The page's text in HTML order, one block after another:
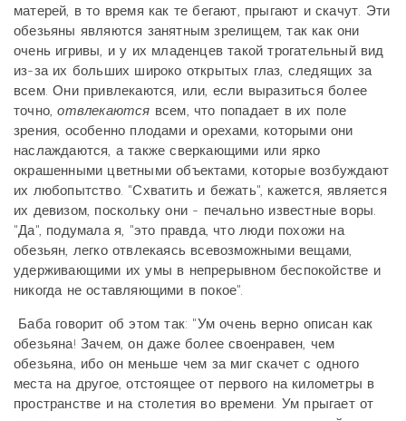
матерей, в то время как те бегают, прыгают и скачут. Эти
обезьяны являются занятным зрелищем, так как они
очень игривы, и у их младенцев такой трогательный вид
из-за их больших широко открытых глаз, следящих за
всем. Они привлекаются, или, если выразиться более
точно,отвлекаются всем, что попадает в их поле
зрения, особенно плодами и орехами, которыми они
наслаждаются, а также сверкающими или ярко
окрашенными цветными объектами, которые возбуждают
их любопытство. "Схватить и бежать", кажется, является
их девизом, поскольку они - печально известные воры.
"Да", подумала я, "это правда, что люди похожи на
обезьян, легко отвлекаясь всевозможными вещами,
удерживающими их умы в непрерывном беспокойстве и
никогда не оставляющими в покое".
Баба говорит об этом так: "Ум очень верно описан как
обезьяна! Зачем, он даже более своенравен, чем
обезьяна, ибо он меньше чем за миг скачет с одного
места на другое, отстоящее от первого на километры в
пространстве и на столетия во времени. Ум прыгает от